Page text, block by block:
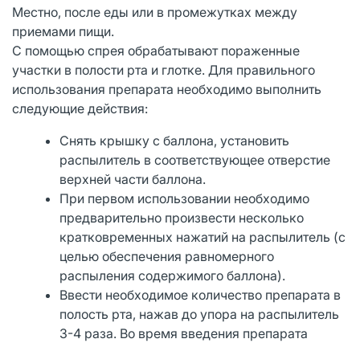
Местно, после еды или в промежутках между
приемами пищи.
С помощью спрея обрабатывают пораженные
участки в полости рта и глотке. Для правильного
использования препарата необходимо выполнить
следующие действия:
Снять крышку с баллона, установить
распылитель в соответствующее отверстие
верхней части баллона.
При первом использовании необходимо
предварительно произвести несколько
кратковременных нажатий на распылитель (с
целью обеспечения равномерного
распыления содержимого баллона).
Ввести необходимое количество препарата в
полость рта, нажав до упора на распылитель
3-4 раза. Во время введения препарата